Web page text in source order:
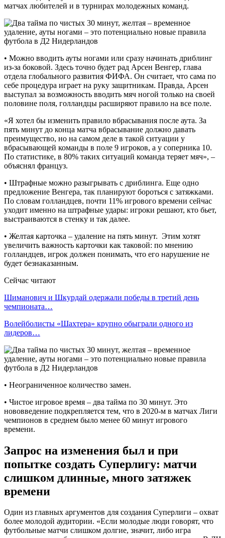
матчах любителей и в турнирах молодежных команд.
• Можно вводить ауты ногами или сразу начинать дриблинг
из-за боковой. Здесь точно будет рад Арсен Венгер, глава
отдела глобального развития ФИФА. Он считает, что сама по
себе процедура играет на руку защитникам. Правда, Арсен
выступал за возможность вводить мяч ногой только на своей
половине поля, голландцы расширяют правило на все поле.
«Я хотел бы изменить правило вбрасывания после аута. За
пять минут до конца матча вбрасывание должно давать
преимущество, но на самом деле в такой ситуации у
вбрасывающей команды в поле 9 игроков, а у соперника 10.
По статистике, в 80% таких ситуаций команда теряет мяч», –
объяснял француз.
• Штрафные можно разыгрывать с дриблинга. Еще одно
предложение Венгера, так планируют бороться с затяжками.
По словам голландцев, почти 11% игрового времени сейчас
уходит именно на штрафные удары: игроки решают, кто бьет,
выстраиваются в стенку и так далее.
• Желтая карточка – удаление на пять минут. Этим хотят
увеличить важность карточки как таковой: по мнению
голландцев, игрок должен понимать, что его нарушение не
будет безнаказанным.
Сейчас читают
Шиманович и Шкурдай одержали победы в третий день
чемпионата…
Волейболисты «Шахтера» крупно обыграли одного из
лидеров…
• Неограниченное количество замен.
• Чистое игровое время – два тайма по 30 минут. Это
нововведение подкрепляется тем, что в 2020-м в матчах Лиги
чемпионов в среднем было менее 60 минут игрового
времени.
Запрос на изменения был и при
попытке создать Суперлигу: матчи
слишком длинные, много затяжек
времени
Один из главных аргументов для создания Суперлиги – охват
более молодой аудитории. «Если молодые люди говорят, что
футбольные матчи слишком долгие, значит, либо игра